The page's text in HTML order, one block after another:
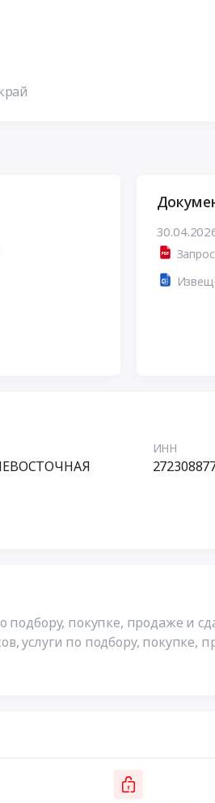
ИНН
покупке, продаже и
услуги по подбору, покупке,